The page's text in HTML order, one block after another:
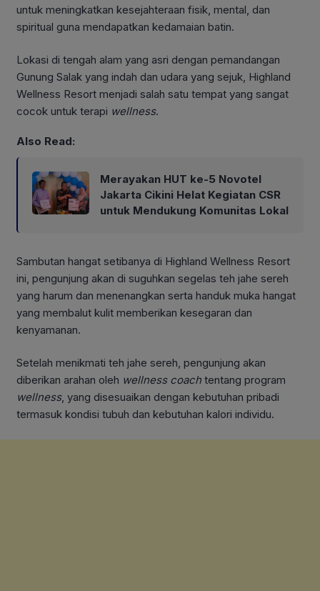
untuk meningkatkan kesejahteraan fisik, mental, dan
spiritual guna mendapatkan kedamaian batin.
Lokasi di tengah alam yang asri dengan pemandangan
Gunung Salak yang indah dan udara yang sejuk, Highland
Wellness Resort menjadi salah satu tempat yang sangat
cocok untuk terapi wellness.
Also Read:
Merayakan HUT ke-5 Novotel
Jakarta Cikini Helat Kegiatan CSR
untuk Mendukung Komunitas Lokal
Sambutan hangat setibanya di Highland Wellness Resort
ini, pengunjung akan di suguhkan segelas teh jahe sereh
yang harum dan menenangkan serta handuk muka hangat
yang membalut kulit memberikan kesegaran dan
kenyamanan.
Setelah menikmati teh jahe sereh, pengunjung akan
diberikan arahan oleh wellness coach tentang program
wellness, yang disesuaikan dengan kebutuhan pribadi
termasuk kondisi tubuh dan kebutuhan kalori individu.